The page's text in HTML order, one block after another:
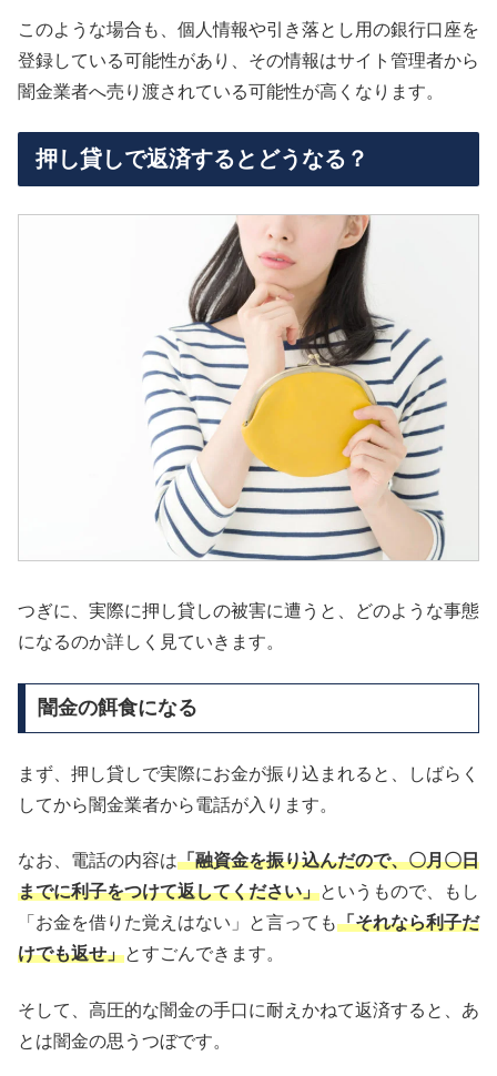
このような場合も、個人情報や引き落とし用の銀行口座を
登録している可能性があり、その情報はサイト管理者から
闇金業者へ売り渡されている可能性が高くなります。
押し貸しで返済するとどうなる？
つぎに、実際に押し貸しの被害に遭うと、どのような事態
になるのか詳しく見ていきます。
闇金の餌食になる
まず、押し貸しで実際にお金が振り込まれると、しばらく
してから闇金業者から電話が入ります。
なお、電話の内容は「融資金を振り込んだので、〇月〇日
までに利子をつけて返してください」というもので、もし
「お金を借りた覚えはない」と言っても「それなら利子だ
けでも返せ」とすごんできます。
そして、高圧的な闇金の手口に耐えかねて返済すると、あ
とは闇金の思うつぼです。